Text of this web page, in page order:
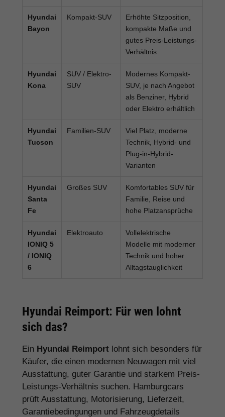
Hyundai
Bayon
Kompakt-SUV
Erhöhte Sitzposition,
kompakte Maße und
gutes Preis-Leistungs-
Verhältnis
Hyundai
Kona
SUV / Elektro-
SUV
Modernes Kompakt-
SUV, je nach Angebot
als Benziner, Hybrid
oder Elektro erhältlich
Hyundai
Tucson
Familien-SUV
Viel Platz, moderne
Technik, Hybrid- und
Plug-in-Hybrid-
Varianten
Hyundai
Santa
Fe
Großes SUV
Komfortables SUV für
Familie, Reise und
hohe Platzansprüche
Hyundai
IONIQ 5
/ IONIQ
6
Elektroauto
Vollelektrische
Modelle mit moderner
Technik und hoher
Alltagstauglichkeit
Hyundai Reimport: Für wen lohnt
sich das?
Ein Hyundai Reimport lohnt sich besonders für
Käufer, die einen modernen Neuwagen mit viel
Ausstattung, guter Garantie und starkem Preis-
Leistungs-Verhältnis suchen. Hamburgcars
prüft Ausstattung, Motorisierung, Lieferzeit,
Garantiebedingungen und Fahrzeugdetails